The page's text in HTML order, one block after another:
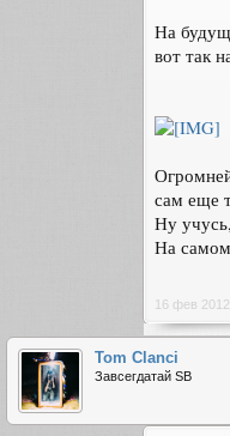
На
вот так
сам еще
Ну
На
16 фев 2012
Tom Clanci
Завсегдатай SB